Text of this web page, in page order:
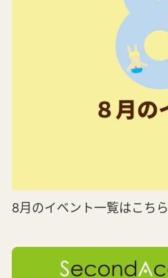
8月のイベント一覧はこちら